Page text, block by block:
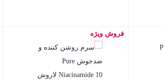
بستن
فروش ویژه